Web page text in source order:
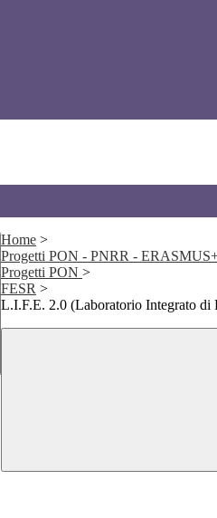
Home >
Progetti PON - PNRR -
Progetti PON >
FESR >
L.I.F.E. 2.0 (Laboratorio Integrato di